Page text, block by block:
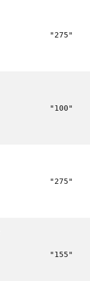
"275"
"100"
"275"
"155"